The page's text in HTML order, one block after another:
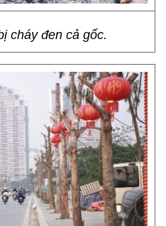
cháy đen cả gốc.